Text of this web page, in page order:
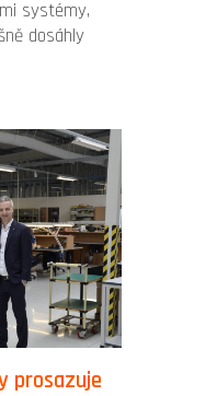
systémy,
dosáhly
prosazuje